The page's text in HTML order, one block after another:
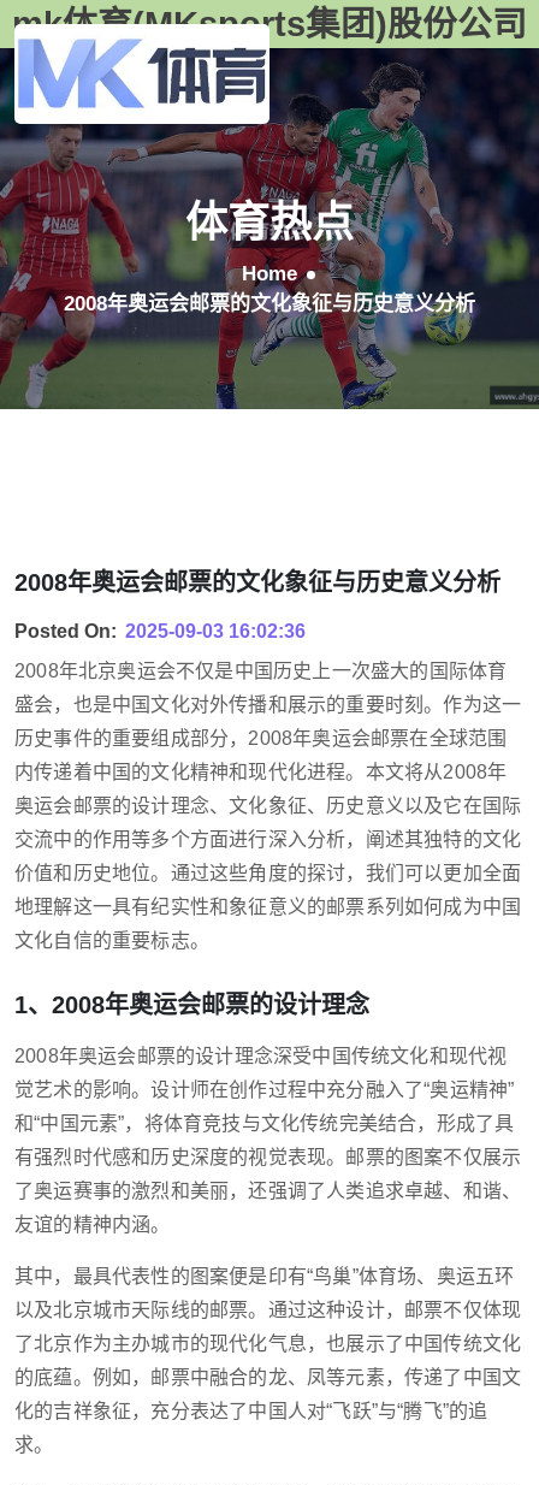
mk体育(MKsports集团)股份公司
体育热点
Home
2008年奥运会邮票的文化象征与历史意义分析
2008年奥运会邮票的文化象征与历史意义分析
Posted On: 2025-09-03 16:02:36
2008年北京奥运会不仅是中国历史上一次盛大的国际体育
盛会，也是中国文化对外传播和展示的重要时刻。作为这一
历史事件的重要组成部分，2008年奥运会邮票在全球范围
内传递着中国的文化精神和现代化进程。本文将从2008年
奥运会邮票的设计理念、文化象征、历史意义以及它在国际
交流中的作用等多个方面进行深入分析，阐述其独特的文化
价值和历史地位。通过这些角度的探讨，我们可以更加全面
地理解这一具有纪实性和象征意义的邮票系列如何成为中国
文化自信的重要标志。
1、2008年奥运会邮票的设计理念
2008年奥运会邮票的设计理念深受中国传统文化和现代视
觉艺术的影响。设计师在创作过程中充分融入了“奥运精神”
和“中国元素”，将体育竞技与文化传统完美结合，形成了具
有强烈时代感和历史深度的视觉表现。邮票的图案不仅展示
了奥运赛事的激烈和美丽，还强调了人类追求卓越、和谐、
友谊的精神内涵。
其中，最具代表性的图案便是印有“鸟巢”体育场、奥运五环
以及北京城市天际线的邮票。通过这种设计，邮票不仅体现
了北京作为主办城市的现代化气息，也展示了中国传统文化
的底蕴。例如，邮票中融合的龙、凤等元素，传递了中国文
化的吉祥象征，充分表达了中国人对“飞跃”与“腾飞”的追
求。